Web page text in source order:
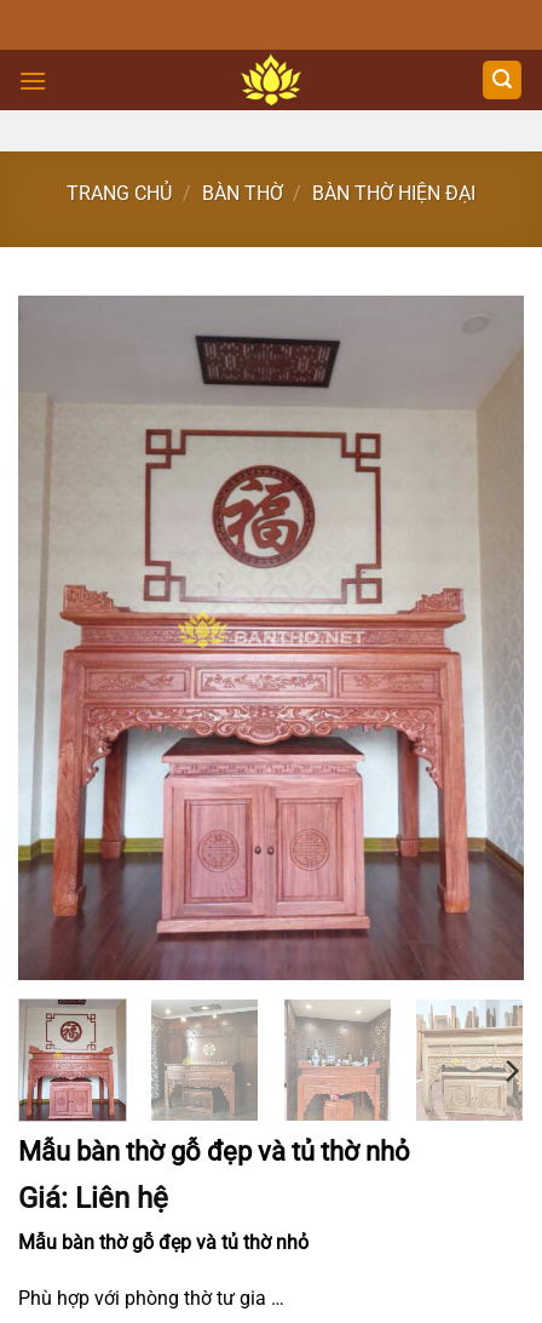
to
content
TRANG CHỦ / BÀN THỜ / BÀN THỜ HIỆN ĐẠI
Mẫu bàn thờ gỗ đẹp và tủ thờ nhỏ
Giá: Liên hệ
Mẫu bàn thờ gỗ đẹp và tủ thờ nhỏ
Phù hợp với phòng thờ tư gia …